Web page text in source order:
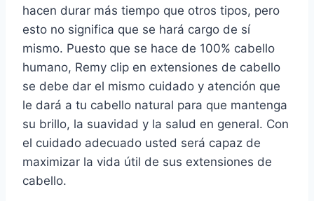
hacen durar más tiempo que otros tipos, pero
esto no significa que se hará cargo de sí
mismo. Puesto que se hace de 100% cabello
humano, Remy clip en extensiones de cabello
se debe dar el mismo cuidado y atención que
le dará a tu cabello natural para que mantenga
su brillo, la suavidad y la salud en general. Con
el cuidado adecuado usted será capaz de
maximizar la vida útil de sus extensiones de
cabello.